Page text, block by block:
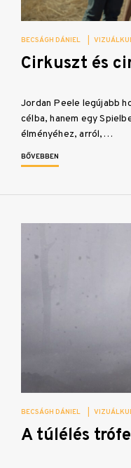
BECSÁGH DÁNIEL
Cirkuszt és
Jordan Peele legújabb
célba, hanem egy
élményéhez, arról,…
BŐVEBBEN
BECSÁGH DÁNIEL
A túlélés